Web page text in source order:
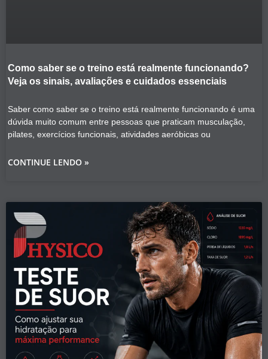
Como saber se o treino está realmente funcionando?
Veja os sinais, avaliações e cuidados essenciais
Saber como saber se o treino está realmente funcionando é uma
dúvida muito comum entre pessoas que praticam musculação,
pilates, exercícios funcionais, atividades aeróbicas ou
CONTINUE LENDO »